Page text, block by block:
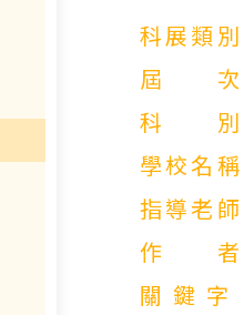
科展類別
屆次
科別
學校名稱
指導老師
作者
關鍵字